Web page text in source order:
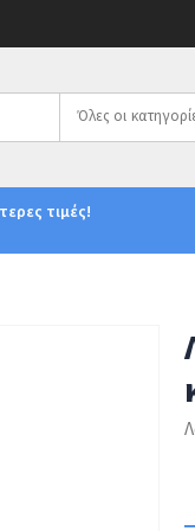
Όλες οι
τιμές!